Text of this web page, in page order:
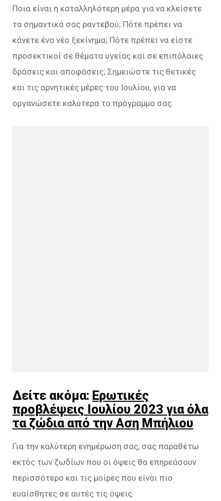
Ποια είναι η καταλληλότερη μέρα για να κλείσετε
τα σημαντικά σας ραντεβού; Πότε πρέπει να
κάνετε ένα νέο ξεκίνημα; Πότε πρέπει να είστε
προσεκτικοί σε θέματα υγείας και σε επιπόλαιες
δράσεις και αποφάσεις; Σημειώστε τις θετικές
και τις αρνητικές μέρες του Ιουλίου, για να
οργανώσετε καλύτερα το πρόγραμμα σας.
Δείτε ακόμα: Ερωτικές
προβλέψεις Ιουλίου 2023 για όλα
τα ζώδια από την Αση Μπήλιου
Για την καλύτερη ενημέρωση σας, σας παραθέτω
εκτός των ζωδίων που οι όψεις θα επηρεάσουν
περισσότερο και τις μοίρες που είναι πιο
ευαίσθητες σε αυτές τις όψεις.